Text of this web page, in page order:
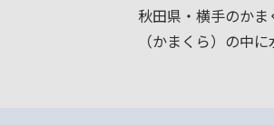
秋田県・横手のか
（かまくら）の中